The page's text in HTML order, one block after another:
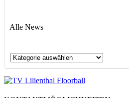
Alle News
Alle